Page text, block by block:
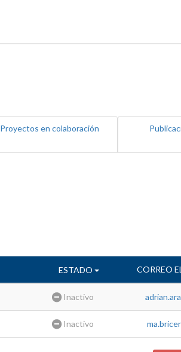
Proyectos en colaboración
ESTADO CORREO
Inactivo
Inactivo